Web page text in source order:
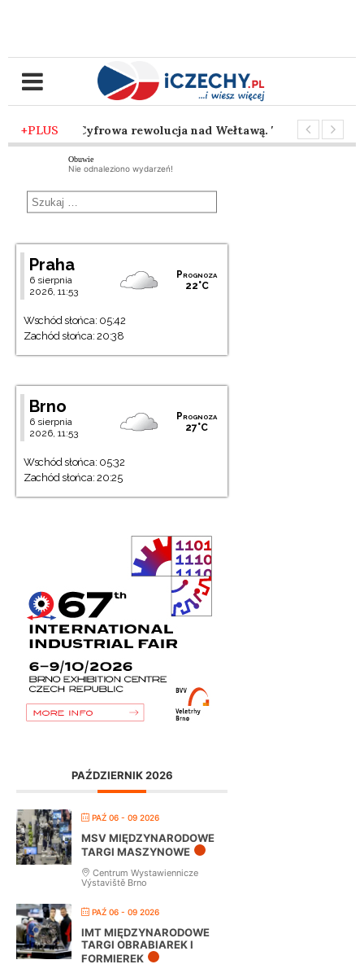
+PLUS
temu
Cyfrowa rewolucja nad Wełtawą. Traficon
Taniec z siekierą pod brneńskim niebem.
Obuwie
Nie odnaleziono wydarzeń!
Praha
6 sierpnia
2026, 11:53
Prognoza
22°C
Wschód słońca: 05:42
Zachód słońca: 20:38
Brno
6 sierpnia
2026, 11:53
Prognoza
27°C
Wschód słońca: 05:32
Zachód słońca: 20:25
PAŹDZIERNIK 2026
PAŹ 06 - 09 2026
MSV MIĘDZYNARODOWE
TARGI MASZYNOWE
Centrum Wystawiennicze
Výstaviště Brno
PAŹ 06 - 09 2026
IMT MIĘDZYNARODOWE
TARGI OBRABIAREK I
FORMIEREK